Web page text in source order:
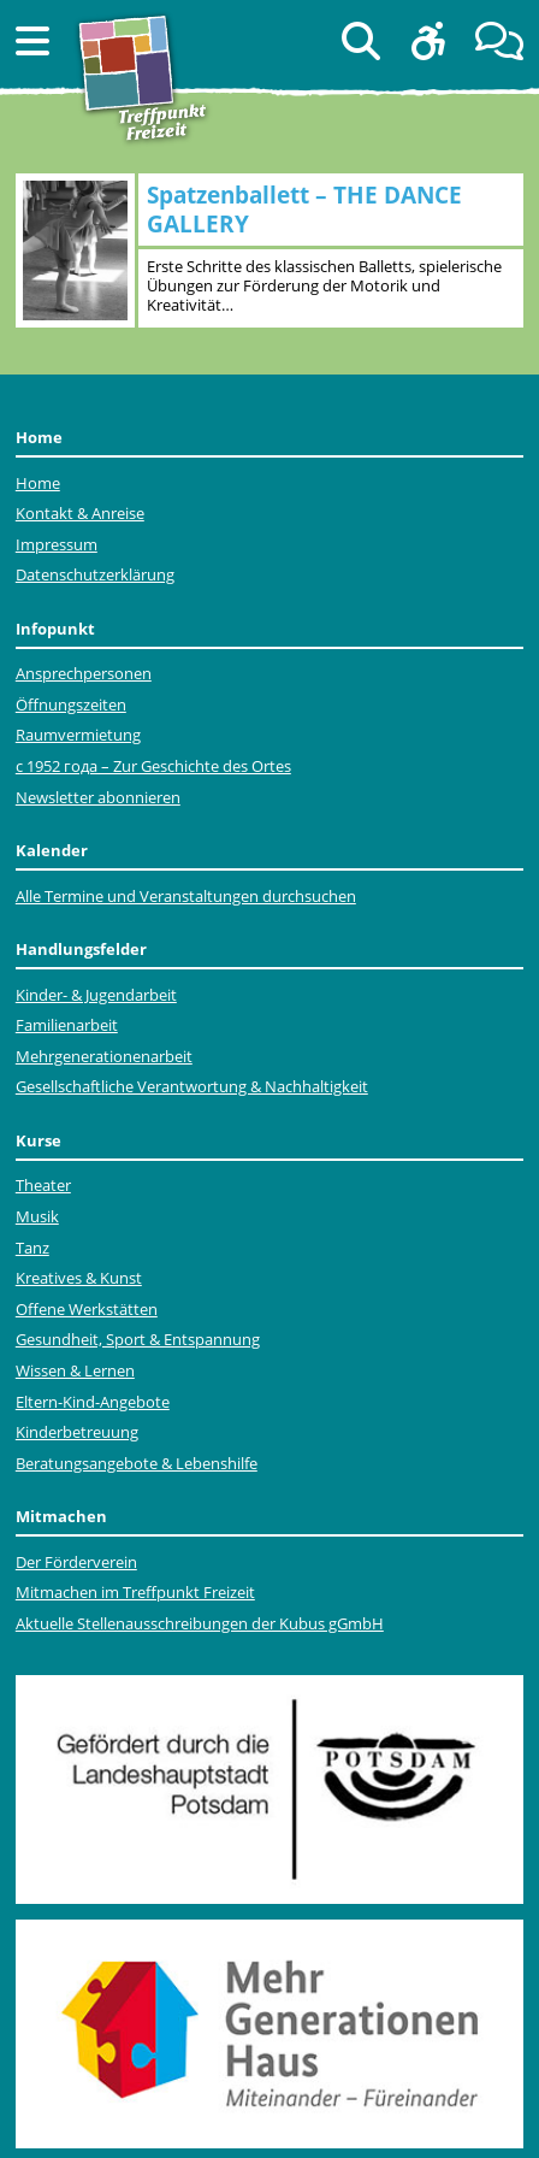
Spatzenballett – THE DANCE
GALLERY
Erste Schritte des klassischen Balletts, spielerische
Übungen zur Förderung der Motorik und
Kreativität…
Home
Home
Kontakt & Anreise
Impressum
Datenschutzerklärung
Infopunkt
Ansprechpersonen
Öffnungszeiten
Raumvermietung
с 1952 года – Zur Geschichte des Ortes
Newsletter abonnieren
Kalender
Alle Termine und Veranstaltungen durchsuchen
Handlungsfelder
Kinder- & Jugendarbeit
Familienarbeit
Mehr­generationen­arbeit
Gesellschaftliche Verantwortung & Nachhaltigkeit
Kurse
Theater
Musik
Tanz
Kreatives & Kunst
Offene Werkstätten
Gesundheit, Sport & Entspannung
Wissen & Lernen
Eltern-Kind-Angebote
Kinderbetreuung
Beratungsangebote & Lebenshilfe
Mitmachen
Der Förderverein
Mitmachen im Treffpunkt Freizeit
Aktuelle Stellen­ausschrei­bungen der Kubus gGmbH